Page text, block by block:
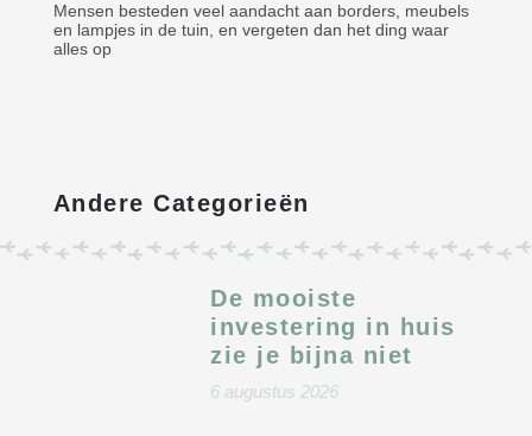
Mensen besteden veel aandacht aan borders, meubels
en lampjes in de tuin, en vergeten dan het ding waar
alles op
Andere Categorieën
De mooiste
investering in huis
zie je bijna niet
6 augustus 2026